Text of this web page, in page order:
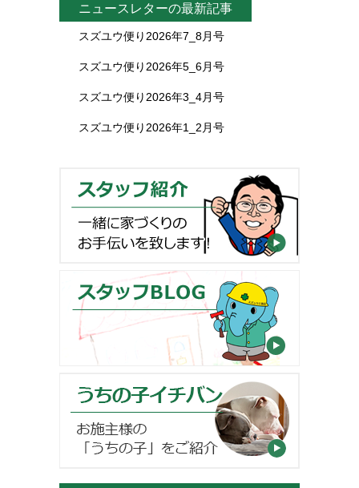
ニュースレターの最新記事
スズユウ便り2026年7_8月号
スズユウ便り2026年5_6月号
スズユウ便り2026年3_4月号
スズユウ便り2026年1_2月号